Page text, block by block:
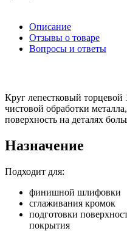
Описание
Отзывы о товаре
Вопросы и ответы
Круг лепестковый торцевой
чистовой обработки
поверхность на деталях
Назначение
Подходит для:
финишной шлифовки
сглаживания кромок
подготовки
покрытия